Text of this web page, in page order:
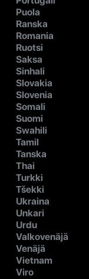
Puola
Ranska
Romania
Ruotsi
Saksa
Sinhali
Slovakia
Slovenia
Somali
Suomi
Swahili
Tamil
Tanska
Thai
Turkki
Tšekki
Ukraina
Unkari
Urdu
Valkovenäjä
Venäjä
Vietnam
Viro